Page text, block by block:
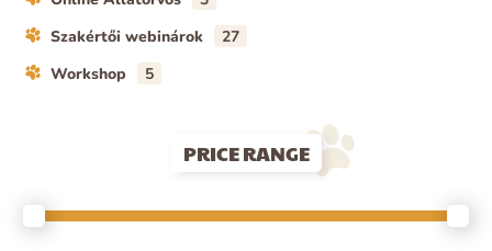
Szakértői webinárok
27
Workshop
5
PRICE RANGE